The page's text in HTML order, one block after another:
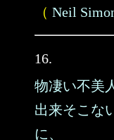
（ Neil
16.
物凄い不美
出来そこな
に、